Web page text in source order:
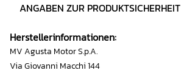
ANGABEN ZUR PRODUKTSICHERHEIT
Herstellerinformationen:
MV Agusta Motor S.p.A.
Via Giovanni Macchi 144